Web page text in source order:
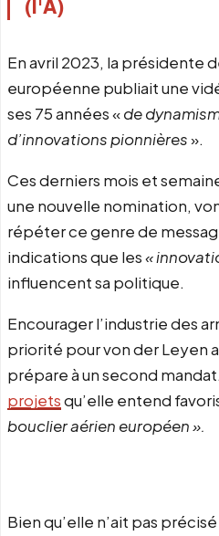
(I'A)
En avril 2023, la présidente
européenne publiait une
ses 75 années «de
d’innovations pionnières».
Ces derniers mois et
une nouvelle nomination,
répéter ce genre de
indications que les«
influencent sa politique.
Encourager l’industrie des
priorité pour von der Leyen
prépare à un second
projetsqu’elle entend
bouclier aérien européen ».
Bien qu’elle n’ait pas